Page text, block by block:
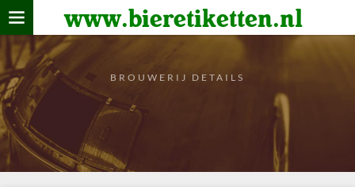
www.bieretiketten.nl
Home
verzamelen
De bierkaart
Bezoekers
BROUWERIJ DETAILS